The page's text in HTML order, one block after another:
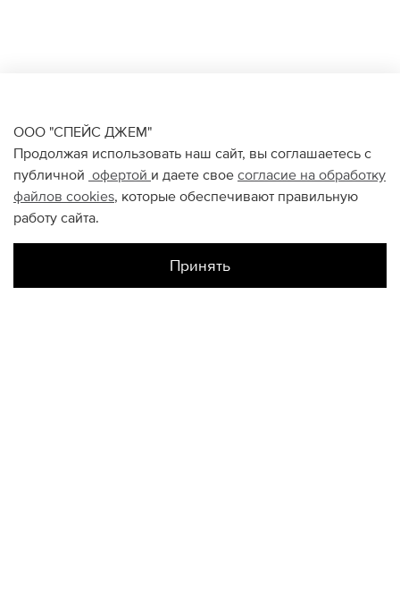
ООО "СПЕЙС ДЖЕМ"
Продолжая использовать наш сайт, вы соглашаетесь с
публичной офертой и даете свое согласие на обработку
файлов cookies, которые обеспечивают правильную
работу сайта.
Принять